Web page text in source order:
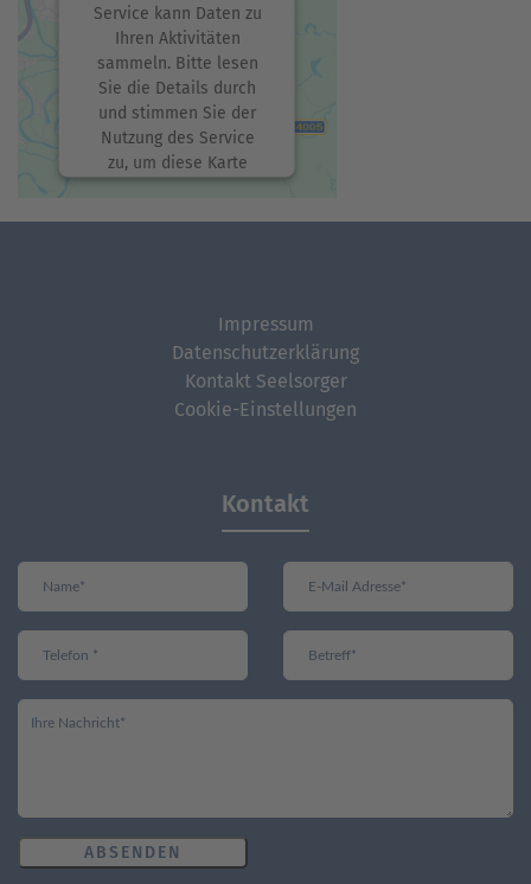
Service kann Daten zu
Ihren Aktivitäten
sammeln. Bitte lesen
Sie die Details durch
und stimmen Sie der
Nutzung des Service
zu, um diese Karte
powered byUsercentrics
Consent Management
&eRecht24
Impressum
Datenschutzerklärung
Kontakt Seelsorger
Cookie-Einstellungen
Kontakt
ABSENDEN